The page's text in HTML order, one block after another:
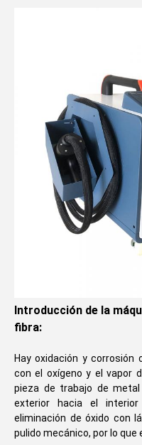
Introducción de la
fibra:
Hay oxidación y
con el oxígeno y el vapor
pieza de trabajo de
exterior hacia el
eliminación de óxido con
pulido mecánico, por lo que